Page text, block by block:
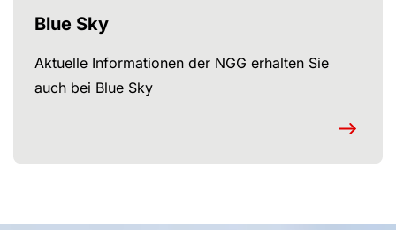
Blue Sky
Aktuelle Informationen der NGG erhalten Sie
auch bei Blue Sky